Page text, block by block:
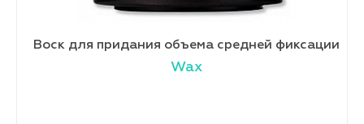
Воск для придания объема средней фиксации
Wax